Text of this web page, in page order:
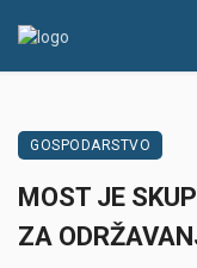
GOSPODARSTVO
MOST JE
ZA